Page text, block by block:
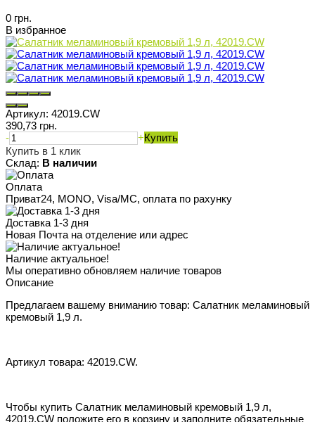
0 грн.
В избранное
Артикул: 42019.CW
390,73 грн.
-
+Купить
Купить в 1 клик
Склад: В наличии
Оплата
Приват24, MONO, Visa/MC, оплата по рахунку
Доставка 1-3 дня
Новая Почта на отделение или адрес
Наличие актуальное!
Мы оперативно обновляем наличие товаров
Описание
Предлагаем вашему вниманию товар: Салатник меламиновый
кремовый 1,9 л.
Артикул товара: 42019.CW.
Чтобы купить Салатник меламиновый кремовый 1,9 л,
42019.CW положите его в корзину и заполните обязательные